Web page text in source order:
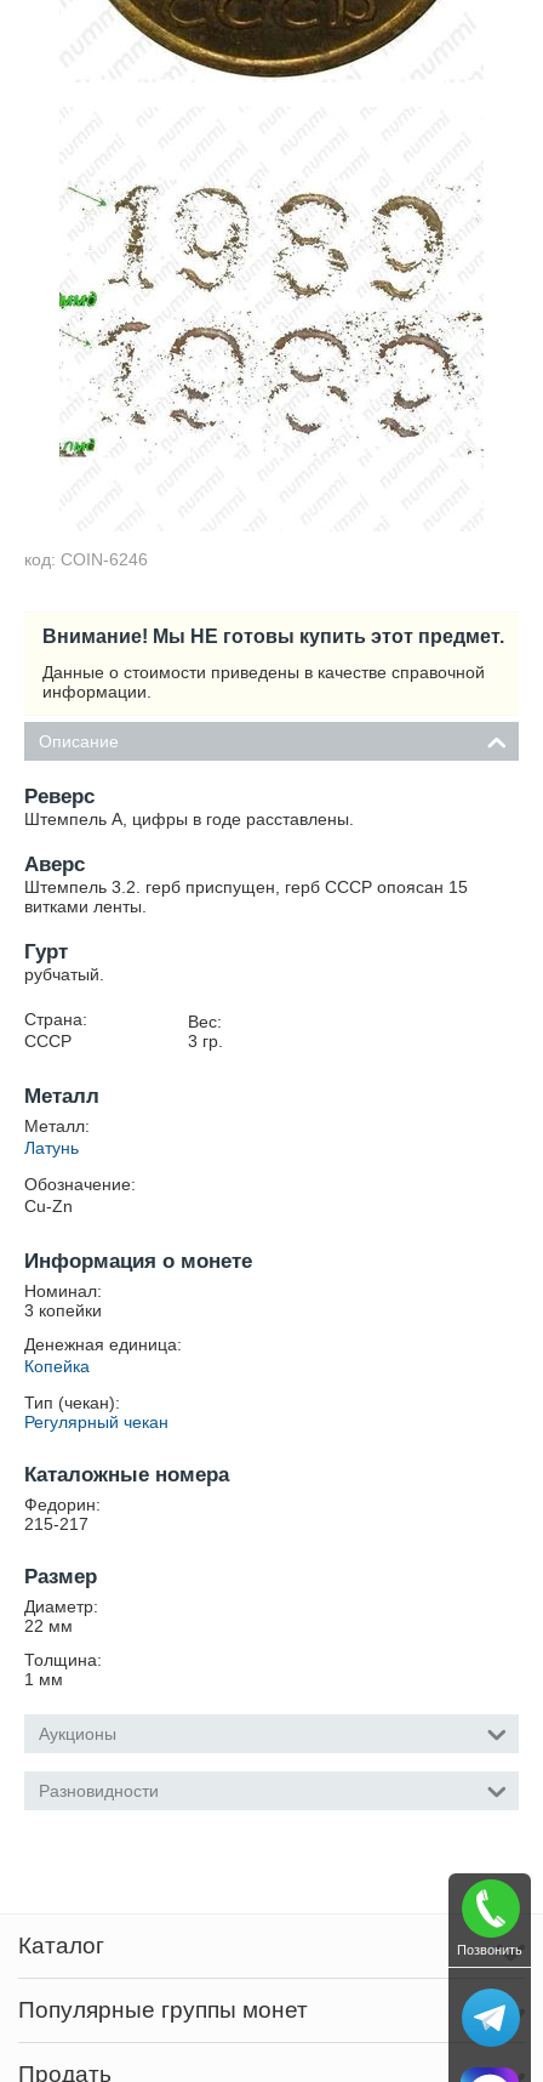
код: COIN-6246
Внимание! Мы НЕ готовы купить этот предмет.
Данные о стоимости приведены в качестве справочной
информации.
Описание
Реверс
Штемпель А, цифры в годе расставлены.
Аверс
Штемпель 3.2. герб приспущен, герб СССР опоясан 15
витками ленты.
Гурт
рубчатый.
Страна:
СССР
Вес:
3 гр.
Металл
Металл:
Латунь
Обозначение:
Cu-Zn
Информация о монете
Номинал:
3 копейки
Денежная единица:
Копейка
Тип (чекан):
Регулярный чекан
Каталожные номера
Федорин:
215-217
Размер
Диаметр:
22 мм
Толщина:
1 мм
Аукционы
Разновидности
Каталог
Популярные группы монет
Продать
Позвонить